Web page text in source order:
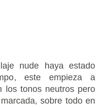
nude haya estado
este empieza a
los tonos neutros pero
sobre todo en